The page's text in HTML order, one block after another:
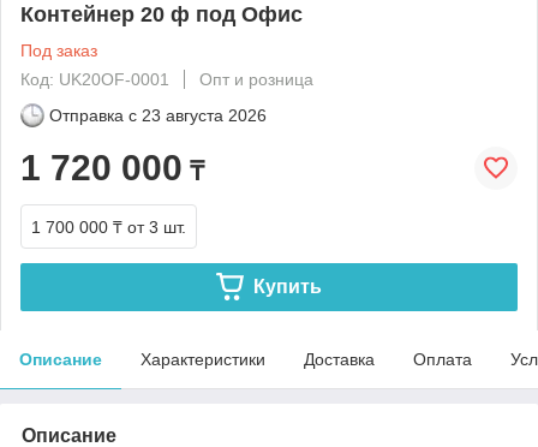
Контейнер 20 ф под Офис
Под заказ
Код: UK20OF-0001
Опт и розница
Отправка с 23 августа 2026
1 720 000 ₸
1 700 000 ₸ от 3 шт.
Купить
Описание Характеристики Доставка Оплата
Описание